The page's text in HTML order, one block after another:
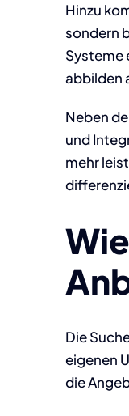
Hinzu
sondern
Systeme
abbilden
Neben
und
mehr
Die
eigenen
die